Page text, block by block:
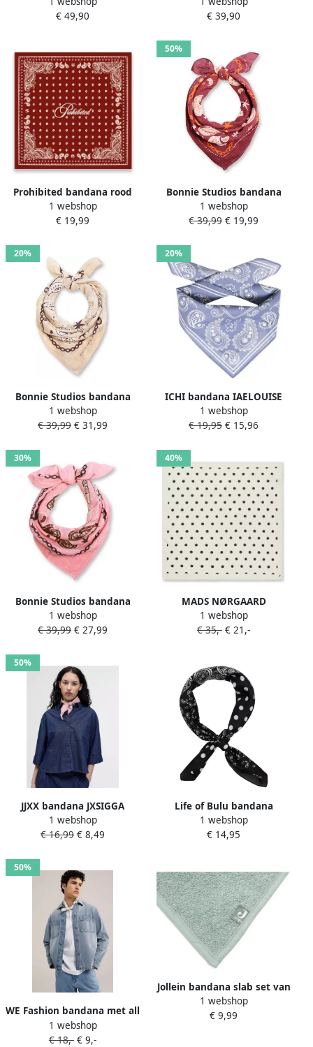
€ 49,90
€ 39,90
Prohibited bandana rood
1 webshop
€ 19,99
50%
Bonnie Studios bandana
bordeauxrood
1 webshop
€ 39,99 € 19,99
20%
Bonnie Studios bandana
beige
1 webshop
€ 39,99 € 31,99
20%
ICHI bandana IAELOUISE
blauw
1 webshop
€ 19,95 € 15,96
30%
Bonnie Studios bandana
Farm roze
1 webshop
€ 39,99 € 27,99
40%
MADS NØRGAARD
COPENHAGEN bandana Soft
Cotton ecru zwart
1 webshop
€ 35,- € 21,-
50%
JJXX bandana JXSIGGA
lichtroze
1 webshop
€ 16,99 € 8,49
Life of Bulu bandana
Phileine zwart
1 webshop
€ 14,95
50%
WE Fashion bandana met all
over print wit
1 webshop
€ 18,- € 9,-
Jollein bandana slab set van
2 Ash Green Groen Effen
1 webshop
€ 9,99